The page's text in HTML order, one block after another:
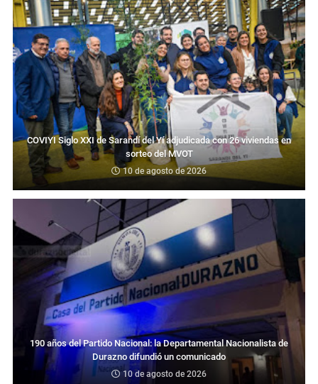
COVIYI Siglo XXI de Sarandí del Yí adjudicada con 26 viviendas en
sorteo del MVOT
10 de agosto de 2026
190 años del Partido Nacional: la Departamental Nacionalista de
Durazno difundió un comunicado
10 de agosto de 2026